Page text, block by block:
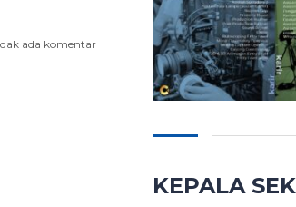
ada komentar
KEPALA